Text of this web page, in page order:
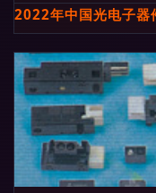
2022年中国光电子器